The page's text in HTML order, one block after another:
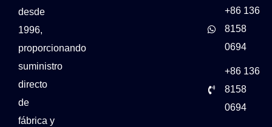
desde
1996,
proporcionando
suministro
directo
de
fábrica y
+86 136
8158
0694
+86 136
8158
0694